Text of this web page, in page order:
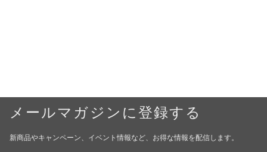
メールマガジンに登録する
新商品やキャンペーン、イベント情報など、お得な情報を配信します。